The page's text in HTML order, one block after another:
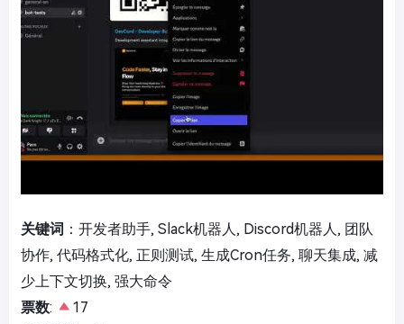
关键词 ：开发者助手, Slack机器人, Discord机器人, 团队
协作, 代码格式化, 正则测试, 生成Cron任务, 聊天集成, 减
少上下文切换, 强大命令
票数:
17